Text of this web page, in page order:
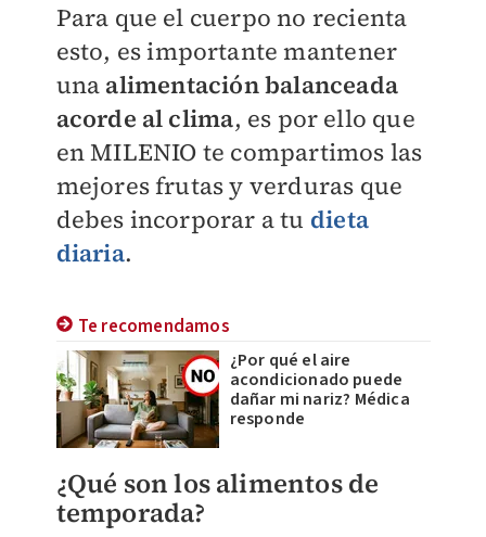
Para que el cuerpo no recienta
esto, es importante mantener
una alimentación balanceada
acorde al clima, es por ello que
enMILENIO te compartimos las
mejores frutas y verduras que
debes incorporar a tu dieta
diaria.
Te recomendamos
¿Por qué el aire
acondicionado puede
dañar mi nariz? Médica
responde
¿Qué son los alimentos de
temporada?